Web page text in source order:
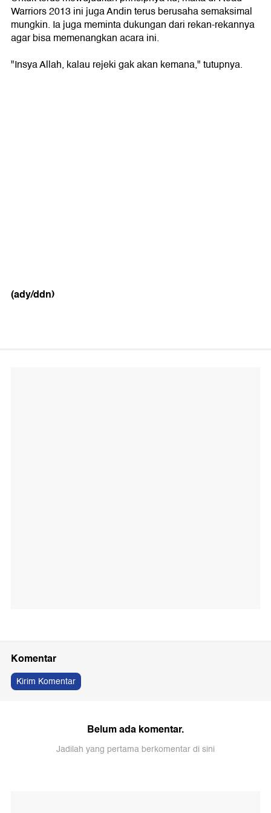
Warriors 2013 ini juga Andin terus berusaha semaksimal
mungkin. Ia juga meminta dukungan dari rekan-rekannya
agar bisa memenangkan acara ini.
"Insya Allah, kalau rejeki gak akan kemana," tutupnya.
(ady/ddn)
Komentar
Kirim Komentar
Belum ada komentar.
Jadilah yang pertama berkomentar di sini